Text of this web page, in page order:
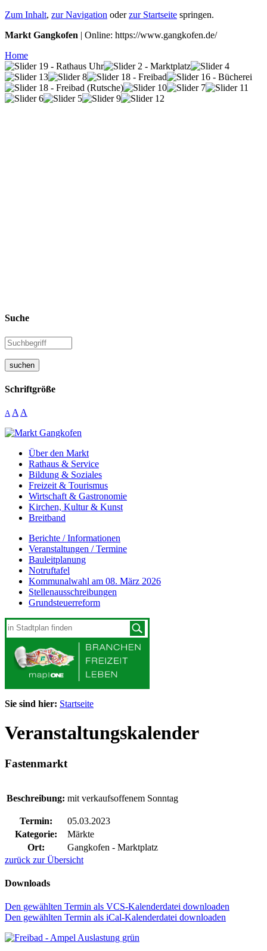
Zum Inhalt, zur Navigation oderzur Startseite springen.
Markt Gangkofen | Online: https://www.gangkofen.de/
Home
Suche
suchen
Schriftgröße
A A A
Über den Markt
Rathaus & Service
Bildung & Soziales
Freizeit & Tourismus
Wirtschaft & Gastronomie
Kirchen, Kultur & Kunst
Breitband
Berichte / Informationen
Veranstaltungen / Termine
Bauleitplanung
Notruftafel
Kommunalwahl am 08. März 2026
Stellenausschreibungen
Grundsteuerreform
Sie sind hier: Startseite
Veranstaltungskalender
Fastenmarkt
Beschreibung: mit verkaufsoffenem Sonntag
Termin:
05.03.2023
Kategorie:
Märkte
Ort:
Gangkofen - Marktplatz
zurück zur Übersicht
Downloads
Den gewählten Termin als VCS-Kalenderdatei downloaden
Den gewählten Termin als iCal-Kalenderdatei downloaden